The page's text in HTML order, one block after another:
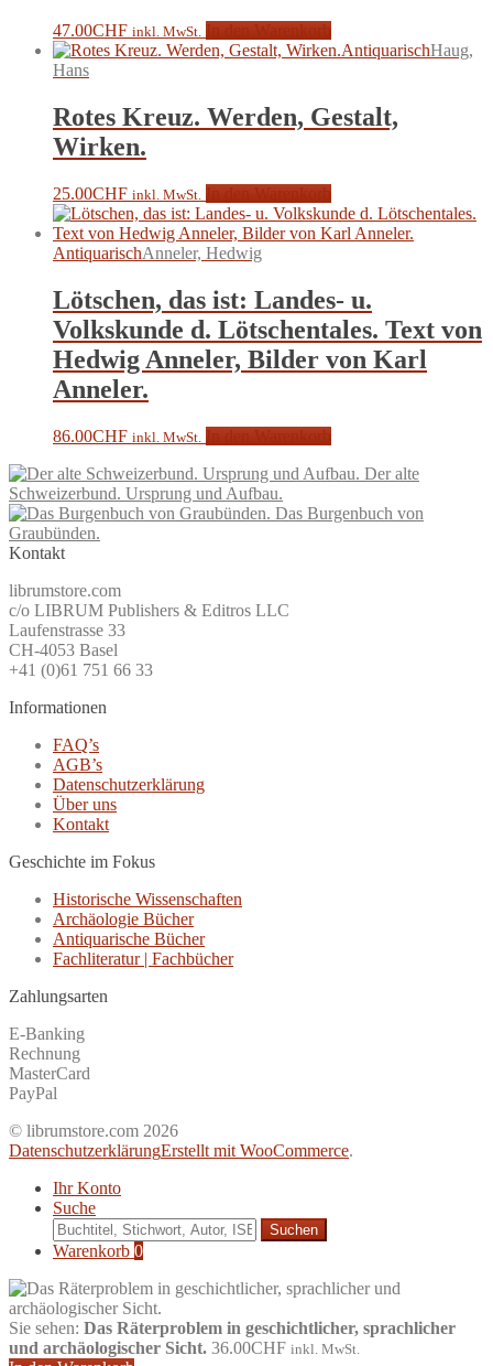
47.00CHF inkl. MwSt.
AntiquarischHaug,
Hans
Rotes Kreuz. Werden, Gestalt,
Wirken.
25.00CHF inkl. MwSt.
AntiquarischAnneler, Hedwig
Lötschen, das ist: Landes- u.
Volkskunde d. Lötschentales. Text von
Hedwig Anneler, Bilder von Karl
Anneler.
86.00CHF inkl. MwSt.
Der alte
Schweizerbund. Ursprung und Aufbau.
Das Burgenbuch von
Graubünden.
Kontakt
librumstore.com
c/o LIBRUM Publishers & Editros LLC
Laufenstrasse 33
CH-4053 Basel
+41 (0)61 751 66 33
Informationen
FAQ’s
AGB’s
Datenschutzerklärung
Über uns
Kontakt
Geschichte im Fokus
Historische Wissenschaften
Archäologie Bücher
Antiquarische Bücher
Fachliteratur | Fachbücher
Zahlungsarten
E-Banking
Rechnung
MasterCard
PayPal
© librumstore.com 2026
DatenschutzerklärungErstellt mit WooCommerce.
Ihr Konto
Suche
Suche
nach:
Warenkorb 0
Sie sehen: Das Räterproblem in geschichtlicher, sprachlicher
und archäologischer Sicht. 36.00CHF inkl. MwSt.